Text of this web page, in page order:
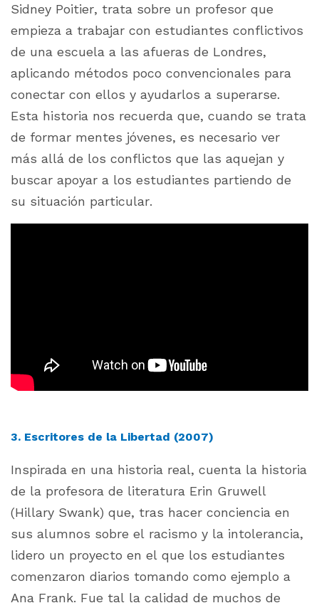
Sidney Poitier, trata sobre un profesor que
empieza a trabajar con estudiantes conflictivos
de una escuela a las afueras de Londres,
aplicando métodos poco convencionales para
conectar con ellos y ayudarlos a superarse.
Esta historia nos recuerda que, cuando se trata
de formar mentes jóvenes, es necesario ver
más allá de los conflictos que las aquejan y
buscar apoyar a los estudiantes partiendo de
su situación particular.
3. Escritores de la Libertad (2007)
Inspirada en una historia real, cuenta la historia
de la profesora de literatura Erin Gruwell
(Hillary Swank) que, tras hacer conciencia en
sus alumnos sobre el racismo y la intolerancia,
lidero un proyecto en el que los estudiantes
comenzaron diarios tomando como ejemplo a
Ana Frank. Fue tal la calidad de muchos de